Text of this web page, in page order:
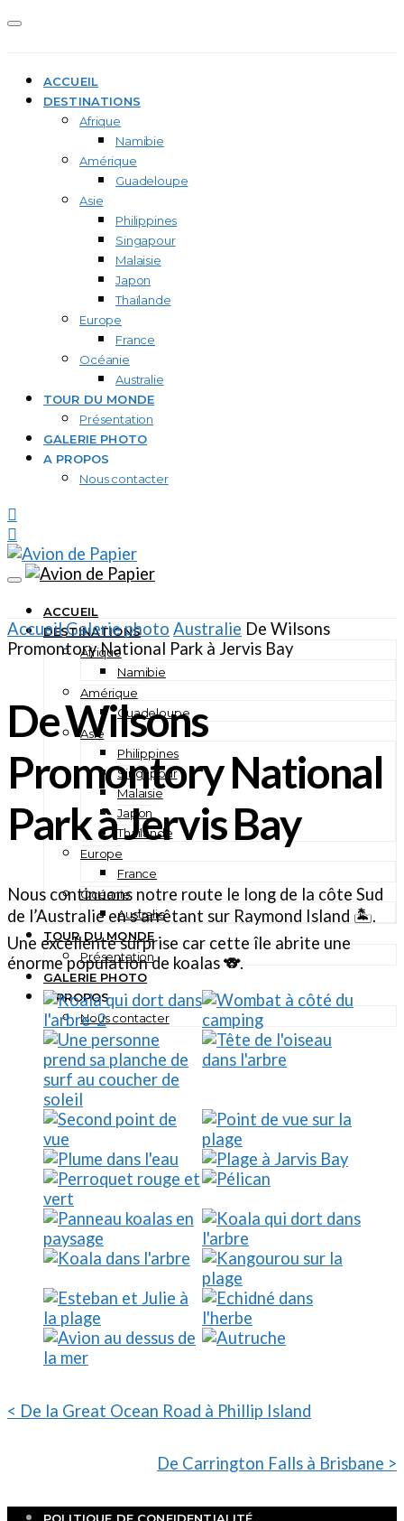
ACCUEIL
DESTINATIONS
Afrique
Namibie
Amérique
Guadeloupe
Asie
Philippines
Singapour
Malaisie
Japon
Thaïlande
Europe
France
Océanie
Australie
TOUR DU MONDE
Présentation
GALERIE PHOTO
A PROPOS
Nous contacter
ACCUEIL
DESTINATIONS
Afrique
Namibie
Amérique
Guadeloupe
Asie
Philippines
Singapour
Malaisie
Japon
Thaïlande
Europe
France
Océanie
Australie
TOUR DU MONDE
Présentation
GALERIE PHOTO
A PROPOS
Nous contacter
AccueilGalerie photo Australie De Wilsons
Promontory National Park à Jervis Bay
De Wilsons
Promontory National
Park à Jervis Bay
Nous continuons notre route le long de la côte Sud
de l’Australie en s’arrêtant sur Raymond Island 🏝️.
Une excellente surprise car cette île abrite une
énorme population de koalas 🐨.
< De la Great Ocean Road à Phillip Island
De Carrington Falls à Brisbane >